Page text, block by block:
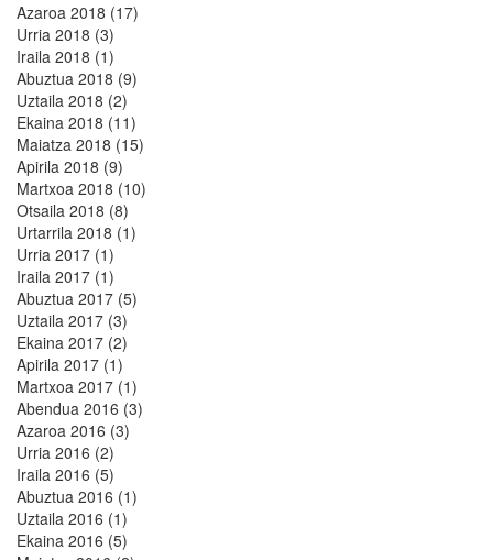
Azaroa 2018 (17)
Urria 2018 (3)
Iraila 2018 (1)
Abuztua 2018 (9)
Uztaila 2018 (2)
Ekaina 2018 (11)
Maiatza 2018 (15)
Apirila 2018 (9)
Martxoa 2018 (10)
Otsaila 2018 (8)
Urtarrila 2018 (1)
Urria 2017 (1)
Iraila 2017 (1)
Abuztua 2017 (5)
Uztaila 2017 (3)
Ekaina 2017 (2)
Apirila 2017 (1)
Martxoa 2017 (1)
Abendua 2016 (3)
Azaroa 2016 (3)
Urria 2016 (2)
Iraila 2016 (5)
Abuztua 2016 (1)
Uztaila 2016 (1)
Ekaina 2016 (5)